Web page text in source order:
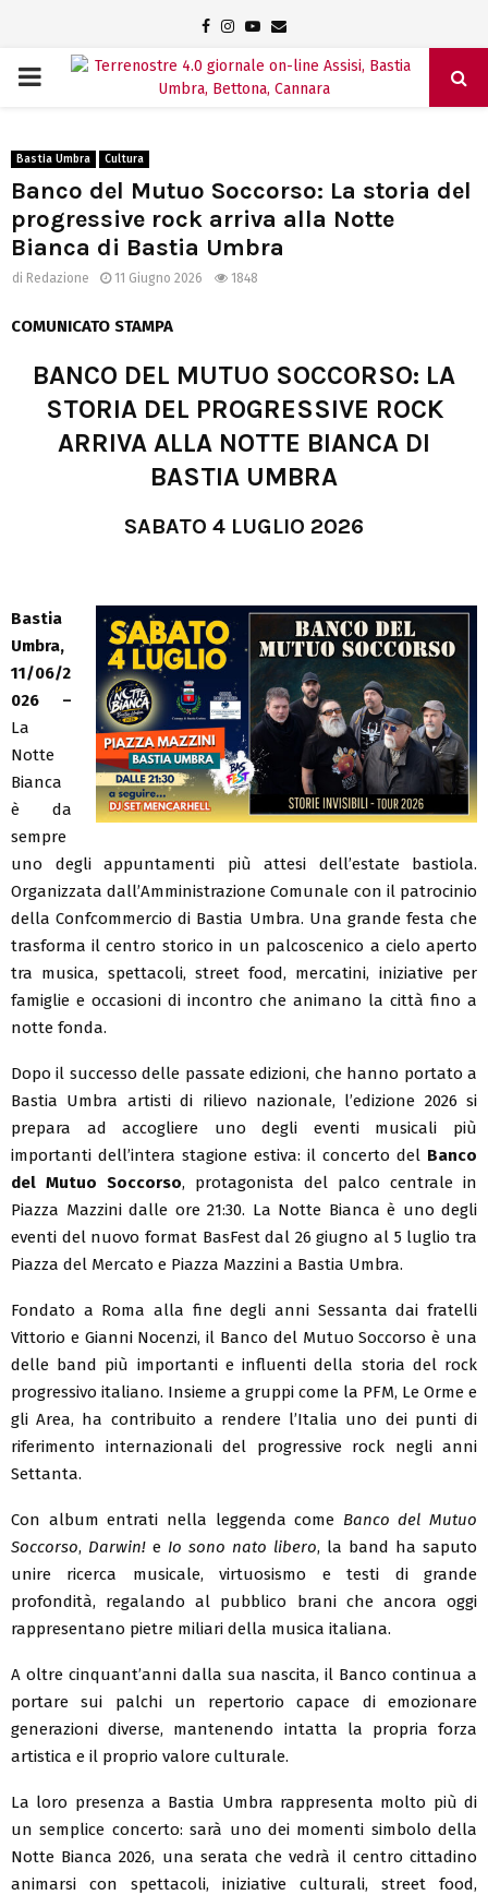
Facebook
Instagram
Youtube
Email
PRIMARY
Bastia Umbra Cultura
Banco del Mutuo Soccorso: La storia del
progressive rock arriva alla Notte
Bianca di Bastia Umbra
di Redazione 11 Giugno 2026 1848
COMUNICATO STAMPA
BANCO DEL MUTUO SOCCORSO: LA
STORIA DEL PROGRESSIVE ROCK
ARRIVA ALLA NOTTE BIANCA DI
BASTIA UMBRA
SABATO 4 LUGLIO 2026
Bastia
Umbra,
11/06/2
026 –
La
Notte
Bianca
è da
sempre
uno degli appuntamenti più attesi dell’estate bastiola.
Organizzata dall’Amministrazione Comunale con il patrocinio
della Confcommercio di Bastia Umbra. Una grande festa che
trasforma il centro storico in un palcoscenico a cielo aperto
tra musica, spettacoli, street food, mercatini, iniziative per
famiglie e occasioni di incontro che animano la città fino a
notte fonda.
Dopo il successo delle passate edizioni, che hanno portato a
Bastia Umbra artisti di rilievo nazionale, l’edizione 2026 si
prepara ad accogliere uno degli eventi musicali più
importanti dell’intera stagione estiva: il concerto del Banco
del Mutuo Soccorso, protagonista del palco centrale in
Piazza Mazzini dalle ore 21:30. La Notte Bianca è uno degli
eventi del nuovo format BasFest dal 26 giugno al 5 luglio tra
Piazza del Mercato e Piazza Mazzini a Bastia Umbra.
Fondato a Roma alla fine degli anni Sessanta dai fratelli
Vittorio e Gianni Nocenzi, il Banco del Mutuo Soccorso è una
delle band più importanti e influenti della storia del rock
progressivo italiano. Insieme a gruppi come la PFM, Le Orme e
gli Area, ha contribuito a rendere l’Italia uno dei punti di
riferimento internazionali del progressive rock negli anni
Settanta.
Con album entrati nella leggenda come Banco del Mutuo
Soccorso, Darwin! e Io sono nato libero, la band ha saputo
unire ricerca musicale, virtuosismo e testi di grande
profondità, regalando al pubblico brani che ancora oggi
rappresentano pietre miliari della musica italiana.
A oltre cinquant’anni dalla sua nascita, il Banco continua a
portare sui palchi un repertorio capace di emozionare
generazioni diverse, mantenendo intatta la propria forza
artistica e il proprio valore culturale.
La loro presenza a Bastia Umbra rappresenta molto più di
un semplice concerto: sarà uno dei momenti simbolo della
Notte Bianca 2026, una serata che vedrà il centro cittadino
animarsi con spettacoli, iniziative culturali, street food,